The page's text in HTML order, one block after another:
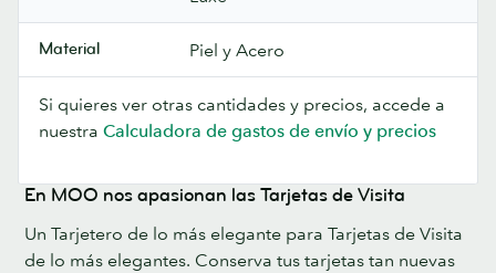
Material Piel y Acero
Si quieres ver otras cantidades y precios, accede a
nuestra Calculadora de gastos de envío y precios
En MOO nos apasionan las Tarjetas de Visita
Un Tarjetero de lo más elegante para Tarjetas de Visita
de lo más elegantes. Conserva tus tarjetas tan nuevas